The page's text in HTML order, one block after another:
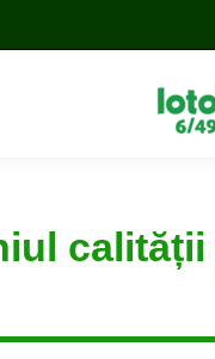
calității